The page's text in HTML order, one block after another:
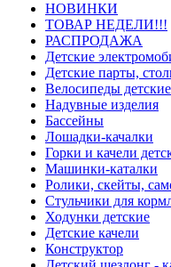
НОВИНКИ
ТОВАР НЕДЕЛИ!!!
РАСПРОДАЖА
Детские
Детские парты,
Велосипеды детские
Надувные изделия
Бассейны
Лошадки-качалки
Горки и качели
Машинки-каталки
Ролики, скейты,
Стульчики для
Ходунки детские
Детские качели
Конструктор